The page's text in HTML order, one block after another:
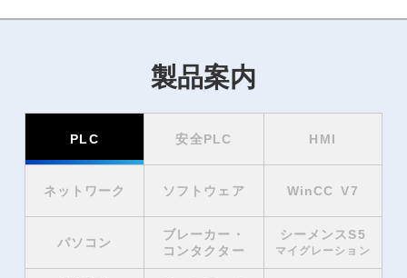
製品案内
PLC 安全PLC HMI
ネットワーク ソフトウェア WinCC V7
パソコン
ブレーカー・
コンタクター
シーメンスS5
マイグレーション